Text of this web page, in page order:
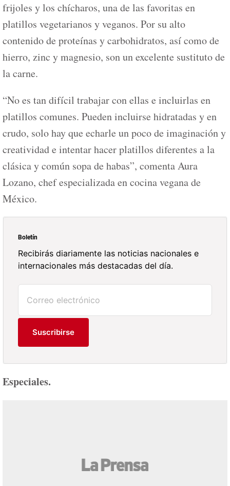
frijoles y los chícharos, una de las favoritas en
platillos vegetarianos y veganos. Por su alto
contenido de proteínas y carbohidratos, así como de
hierro, zinc y magnesio, son un excelente sustituto de
la carne.
“No es tan difícil trabajar con ellas e incluirlas en
platillos comunes. Pueden incluirse hidratadas y en
crudo, solo hay que echarle un poco de imaginación y
creatividad e intentar hacer platillos diferentes a la
clásica y común sopa de habas”, comenta Aura
Lozano, chef especializada en cocina vegana de
México.
Boletín
Recibirás diariamente las noticias nacionales e
internacionales más destacadas del día.
Suscribirse
Especiales.